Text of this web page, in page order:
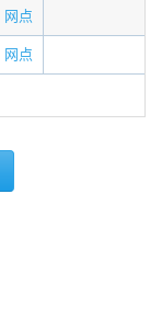
网点
网点